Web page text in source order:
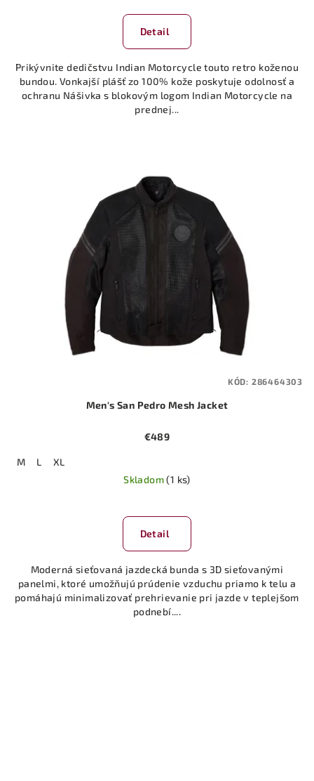
Detail
Prikývnite dedičstvu Indian Motorcycle touto retro koženou
bundou. Vonkajší plášť zo 100% kože poskytuje odolnosť a
ochranu Nášivka s blokovým logom Indian Motorcycle na
prednej...
Men's San Pedro Mesh Jacket
€489
M L
XL
Skladom(1 ks)
Detail
Moderná sieťovaná jazdecká bunda s 3D sieťovanými
panelmi, ktoré umožňujú prúdenie vzduchu priamo k telu a
pomáhajú minimalizovať prehrievanie pri jazde v teplejšom
podnebí....
KÓD: 286464303